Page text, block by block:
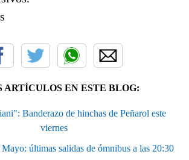
ARTÍCULOS EN ESTE BLOG:
Banderazo de hinchas de Peñarol este
viernes
últimas salidas de ómnibus a las 20:30